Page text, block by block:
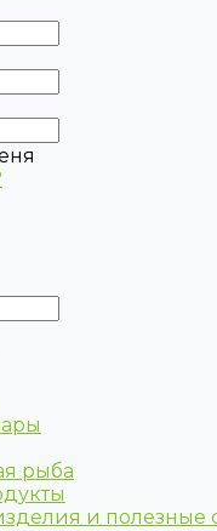
рыба
и полезные